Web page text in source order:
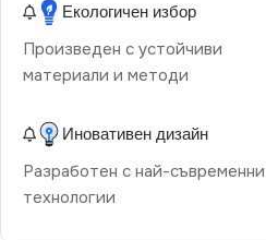
Екологичен избор
Произведен с устойчиви
материали и методи
Иновативен дизайн
Разработен с най-съвременни
технологии